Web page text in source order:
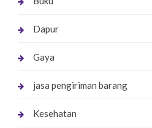
Dapur
Gaya
jasa pengiriman barang
Kesehatan